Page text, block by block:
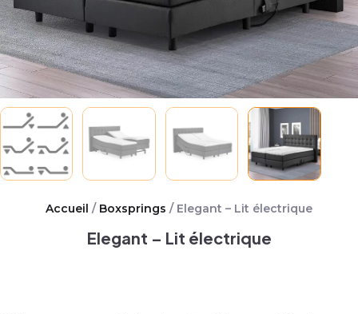
Accueil / Boxsprings / Elegant – Lit électrique
Elegant – Lit électrique